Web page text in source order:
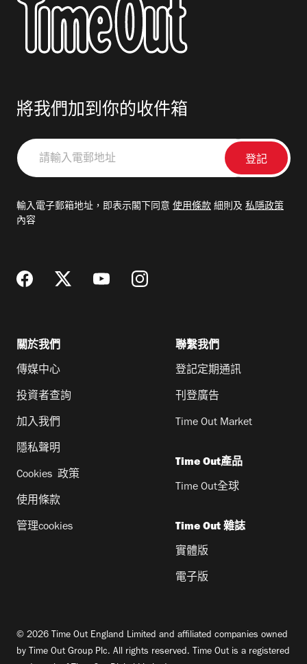
將我們加到你的收件箱
請
輸
郵
輸入電子郵箱地址，即表示閣下同意 使用條款 細則及 私隱政策
內容
關於我們
傳媒中心
投資者查詢
加入我們
隱私聲明
Cookies 政策
使用條款
管理cookies
聯繫我們
登記定期通訊
刊登廣告
Time Out Market
Time Out產品
Time Out全球
Time Out 雜誌
實體版
電子版
© 2026 Time Out England Limited and affiliated companies owned
by Time Out Group Plc. All rights reserved. Time Out is a registered